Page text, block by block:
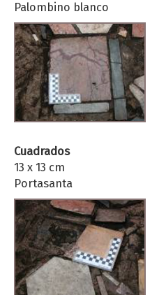
Palombino blanco
Cuadrados
13 x 13 cm
Portasanta